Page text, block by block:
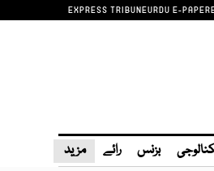
EXPRESS TRIBUNEURDU E-PAPER
بزنس رائے مزید